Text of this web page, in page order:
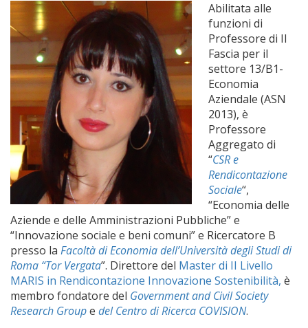
Abilitata alle
funzioni di
Professore di II
Fascia per il
settore 13/B1-
Economia
Aziendale (ASN
2013), è
Professore
Aggregato di
“CSR e
Rendicontazione
Sociale“,
“Economia delle
Aziende e delle Amministrazioni Pubbliche” e
“Innovazione sociale e beni comuni” e Ricercatore B
presso la Facoltà di Economia dell’Università degli Studi di
Roma “Tor Vergata”. Direttore del Master di II Livello
MARIS in Rendicontazione Innovazione Sostenibilità, è
membro fondatore del Government and Civil Society
Research Groupe del Centro di Ricerca COVISION.